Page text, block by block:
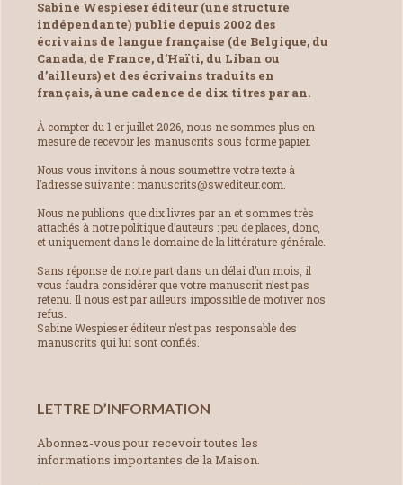
Sabine Wespieser éditeur (une structure
indépendante) publie depuis 2002 des
écrivains de langue française (de Belgique, du
Canada, de France, d’Haïti, du Liban ou
d’ailleurs) et des écrivains traduits en
français, à une cadence de dix titres par an.
À compter du 1 er juillet 2026, nous ne sommes plus en
mesure de recevoir les manuscrits sous forme papier.
Nous vous invitons à nous soumettre votre texte à
l’adresse suivante : manuscrits@swediteur.com.
Nous ne publions que dix livres par an et sommes très
attachés à notre politique d’auteurs : peu de places, donc,
et uniquement dans le domaine de la littérature générale.
Sans réponse de notre part dans un délai d’un mois, il
vous faudra considérer que votre manuscrit n’est pas
retenu. Il nous est par ailleurs impossible de motiver nos
refus.
Sabine Wespieser éditeur n’est pas responsable des
manuscrits qui lui sont confiés.
LETTRE D’INFORMATION
Abonnez-vous pour recevoir toutes les
informations importantes de la Maison.